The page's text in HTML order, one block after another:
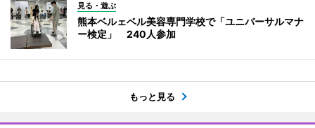
見る・遊ぶ
熊本ベルェベル美容専門学校で「ユニバーサルマナ
ー検定」 240人参加
もっと見る